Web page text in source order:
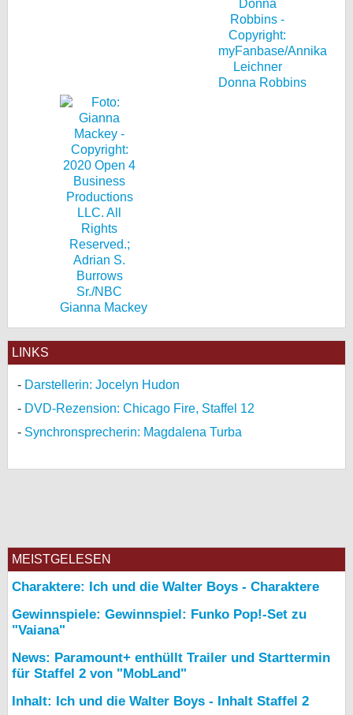
Donna Robbins
Gianna Mackey
LINKS
Darstellerin: Jocelyn Hudon
DVD-Rezension: Chicago Fire, Staffel 12
Synchronsprecherin: Magdalena Turba
MEISTGELESEN
Charaktere: Ich und die Walter Boys - Charaktere
Gewinnspiele: Gewinnspiel: Funko Pop!-Set zu
"Vaiana"
News: Paramount+ enthüllt Trailer und Starttermin
für Staffel 2 von "MobLand"
Inhalt: Ich und die Walter Boys - Inhalt Staffel 2